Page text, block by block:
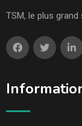
TSM, le plus